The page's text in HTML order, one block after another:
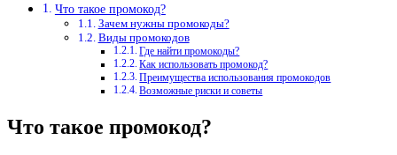
Что такое промокод?
Зачем нужны промокоды?
Виды промокодов
Где найти промокоды?
Как использовать промокод?
Преимущества использования промокодов
Возможные риски и советы
Что такое промокод?